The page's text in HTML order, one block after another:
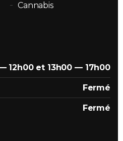
Cannabis
12h00 et 13h00 — 17h00
Fermé
Fermé